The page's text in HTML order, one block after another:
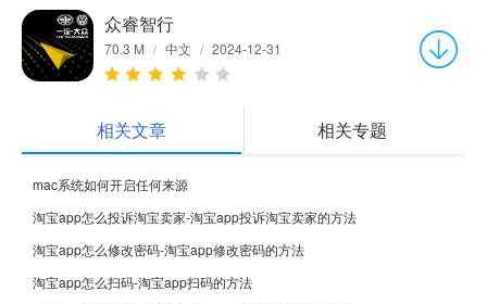
众睿智行
70.3 M / 中文 / 2024-12-31
相关文章 相关专题
mac系统如何开启任何来源
淘宝app怎么投诉淘宝卖家-淘宝app投诉淘宝卖家的方法
淘宝app怎么修改密码-淘宝app修改密码的方法
淘宝app怎么扫码-淘宝app扫码的方法